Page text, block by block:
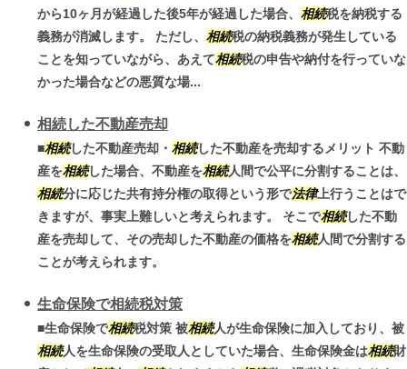
から10ヶ月が経過した後5年が経過した場合、 相続税を納税する
義務が消滅します。 ただし、 相続税の納税義務が発生している
ことを知っていながら、あえて相続税の申告や納付を行っていな
かった場合などの悪質な場...
相続した不動産売却
■相続した不動産売却・ 相続した不動産を売却するメリット 不動
産を相続した場合、不動産を相続人間で公平に分割することは、
相続分に応じた共有持分権の取得という形で法律上行うことはで
きますが、事実上難しいと考えられます。 そこで相続した不動
産を売却して、その売却した不動産の価格を相続人間で分割する
ことが考えられます。
生命保険で相続税対策
■生命保険で相続税対策 被相続人が生命保険に加入しており、被
相続人を生命保険の受取人としていた場合、生命保険金は相続財